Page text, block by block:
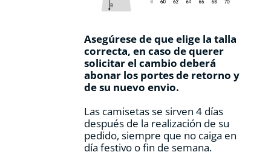
Asegúrese de que elige la talla
correcta, en caso de querer
solicitar el cambio deberá
abonar los portes de retorno y
de su nuevo envio.
Las camisetas se sirven 4 días
después de la realización de su
pedido, siempre que no caiga en
día festivo o fin de semana.